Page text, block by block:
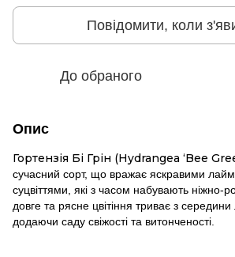
Повідомити, коли
До обраного
Опис
Гортензія Бі Грін (Hydrangea ‘Bee
сучасний сорт, що вражає яскравими
суцвіттями, які з часом набувають ніжно-
довге та рясне цвітіння триває з середини
додаючи саду свіжості та витонченості.